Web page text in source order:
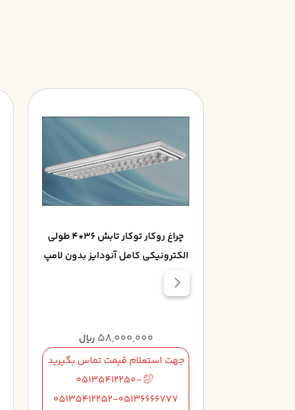
چراغ روکار توکار تابش 36*4 طولي
الکترونيکي کامل آنودايز بدون لامپ
58,000,000 ریال
جهت استعلام قیمت تماس بگیرید
05135412250-
05135412252-05136666777